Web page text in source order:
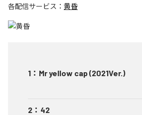
各配信サービス： 黄昏
1 ： Mr yellow cap (2021Ver.)
2 ： 42